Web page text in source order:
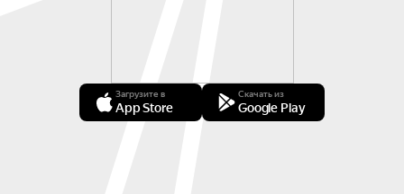
Загрузите в
App Store
Скачать из
Google Play